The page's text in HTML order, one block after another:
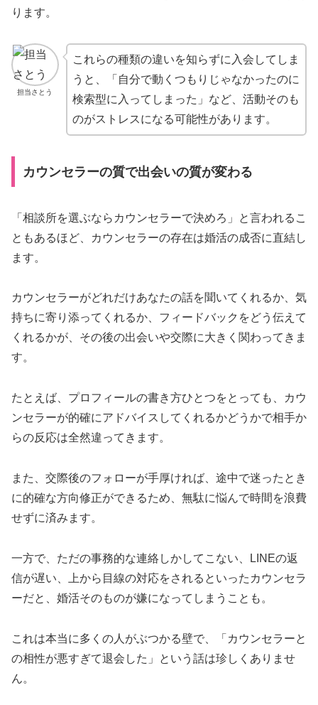
ります。
担当さとう
これらの種類の違いを知らずに入会してしま
うと、「自分で動くつもりじゃなかったのに
検索型に入ってしまった」など、活動そのも
のがストレスになる可能性があります。
カウンセラーの質で出会いの質が変わる
「相談所を選ぶならカウンセラーで決めろ」と言われるこ
ともあるほど、カウンセラーの存在は婚活の成否に直結し
ます。
カウンセラーがどれだけあなたの話を聞いてくれるか、気
持ちに寄り添ってくれるか、フィードバックをどう伝えて
くれるかが、その後の出会いや交際に大きく関わってきま
す。
たとえば、プロフィールの書き方ひとつをとっても、カウ
ンセラーが的確にアドバイスしてくれるかどうかで相手か
らの反応は全然違ってきます。
また、交際後のフォローが手厚ければ、途中で迷ったとき
に的確な方向修正ができるため、無駄に悩んで時間を浪費
せずに済みます。
一方で、ただの事務的な連絡しかしてこない、LINEの返
信が遅い、上から目線の対応をされるといったカウンセラ
ーだと、婚活そのものが嫌になってしまうことも。
これは本当に多くの人がぶつかる壁で、「カウンセラーと
の相性が悪すぎて退会した」という話は珍しくありませ
ん。